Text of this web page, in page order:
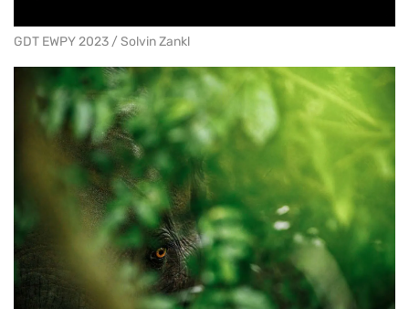
GDT EWPY 2023 / Solvin Zankl